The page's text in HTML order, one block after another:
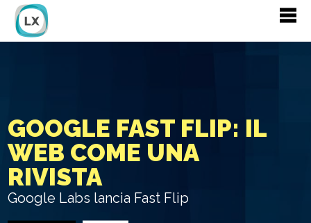
GOOGLE FAST FLIP: IL
WEB COME UNA
RIVISTA
Google Labs lancia Fast Flip